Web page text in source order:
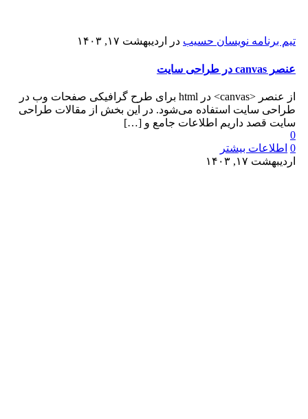
تیم برنامه نویسان حسیب در اردیبهشت ۱۷, ۱۴۰۳
عنصر canvas در طراحی سایت
از عنصر <canvas> در html برای طرح گرافیکی صفحات وب در
طراحی سایت استفاده می‌شود. در این بخش از مقالات طراحی
سایت قصد داریم اطلاعات جامع و […]
0
0 اطلاعات بیشتر
اردیبهشت ۱۷, ۱۴۰۳